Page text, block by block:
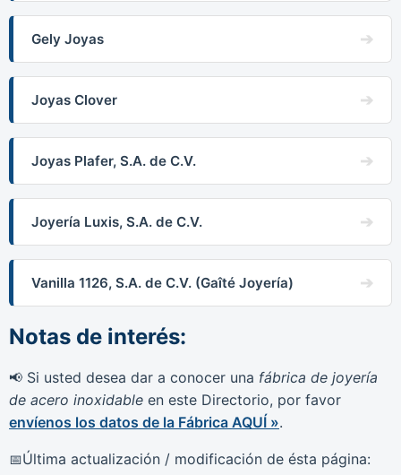
Gely Joyas
Joyas Clover
Joyas Plafer, S.A. de C.V.
Joyería Luxis, S.A. de C.V.
Vanilla 1126, S.A. de C.V. (Gaîté Joyería)
Notas de interés:
📢 Si usted desea dar a conocer una fábrica de joyería
de acero inoxidable en este Directorio, por favor
envíenos los datos de la Fábrica AQUÍ ».
📅Última actualización / modificación de ésta página: